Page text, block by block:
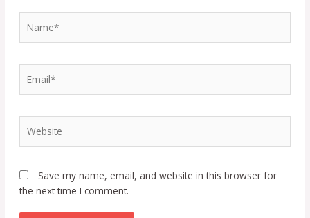
Save my name, email, and website in this browser for
the next time I comment.